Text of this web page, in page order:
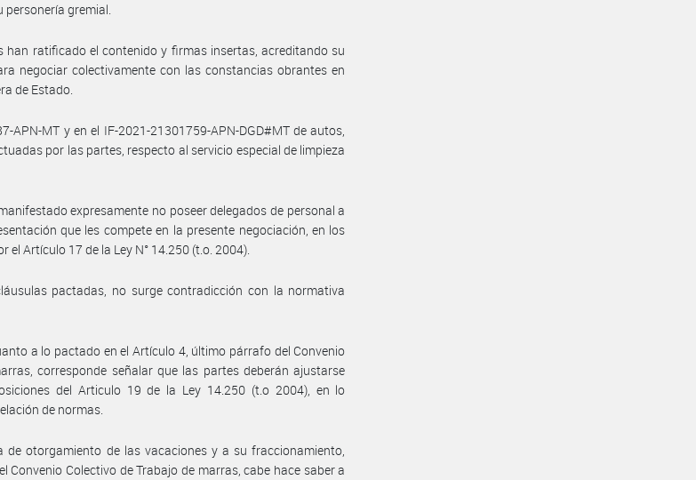
personería gremial.
han ratificado el contenido y firmas insertas, acreditando su
negociar colectivamente con las constancias obrantes en
de Estado.
APN-MT y en el IF-2021-21301759-APN-DGD#MT de autos,
por las partes, respecto al servicio especial de limpieza
expresamente no poseer delegados de personal a
que les compete en la presente negociación, en los
el Artículo 17 de la Ley N° 14.250 (t.o. 2004).
pactadas, no surge contradicción con la normativa
a lo pactado en el Artículo 4, último párrafo del Convenio
corresponde señalar que las partes deberán ajustarse
del Articulo 19 de la Ley 14.250 (t.o 2004), en lo
de normas.
de otorgamiento de las vacaciones y a su fraccionamiento,
Convenio Colectivo de Trabajo de marras, cabe hace saber a